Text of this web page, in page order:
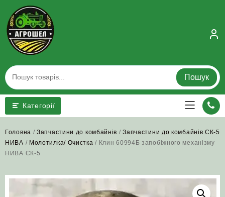
content
Пошук
Категорії
Головна /Запчастини до комбайнів /Запчастини до комбайнів СК-5
НИВА / Молотилка/ Очистка / Клин 60994Б запобіжного механізму
НИВА СК-5